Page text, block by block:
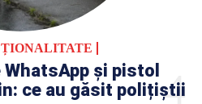
și pistol
ce au găsit polițiștii